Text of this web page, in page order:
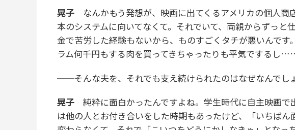
晃子 なんかもう発想が、映画に出てくるアメリカの個人商
本のシステムに向いてなくて。それでいて、両親からずっと
金で苦労した経験もないから、ものすごくタチが悪いんです
ラム何千円もする肉を買ってきちゃったりも平気でするし
──そんな夫を、それでも支え続けられたのはなぜなんでし
晃子 純粋に面白かったんですよね。学生時代に自主映画で
は他の人とお付き合いをした時期もあったけど、「いちば